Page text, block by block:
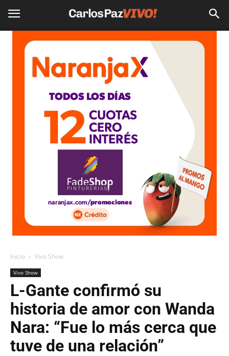
Inicio Vivo Show
Vivo Show
L-Gante confirmó su
historia de amor con Wanda
Nara: “Fue lo más cerca que
tuve de una relación”